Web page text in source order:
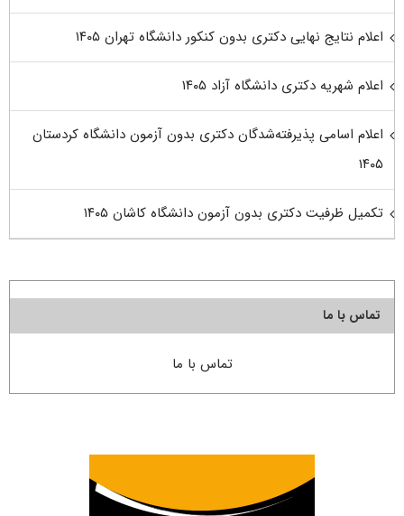
اعلام نتایج نهایی دکتری بدون کنکور دانشگاه تهران ۱۴۰۵
اعلام شهریه دکتری دانشگاه آزاد ۱۴۰۵
اعلام اسامی پذیرفته‌شدگان دکتری بدون آزمون دانشگاه کردستان
۱۴۰۵
تکمیل ظرفیت دکتری بدون آزمون دانشگاه کاشان ۱۴۰۵
تماس با ما
تماس با ما